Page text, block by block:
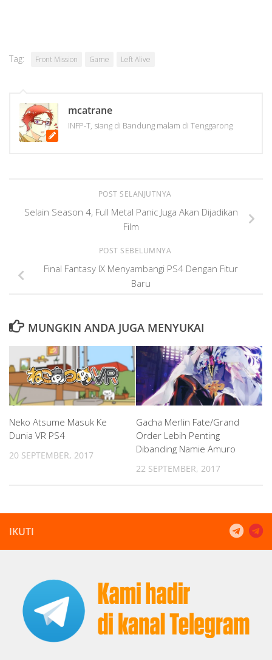
Tag: Front Mission Game Left Alive
mcatrane
INFP-T, siang di Bandung malam di Tenggarong
POST SELANJUTNYA
Selain Season 4, Full Metal Panic Juga Akan Dijadikan
Film
POST SEBELUMNYA
Final Fantasy IX Menyambangi PS4 Dengan Fitur
Baru
MUNGKIN ANDA JUGA MENYUKAI
Neko Atsume Masuk Ke
Dunia VR PS4
20 SEPTEMBER, 2017
Gacha Merlin Fate/Grand
Order Lebih Penting
Dibanding Namie Amuro
22 SEPTEMBER, 2017
IKUTI